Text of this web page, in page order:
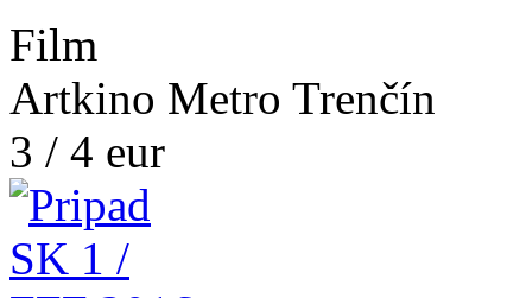
Film
Artkino Metro Trenčín
3 / 4 eur